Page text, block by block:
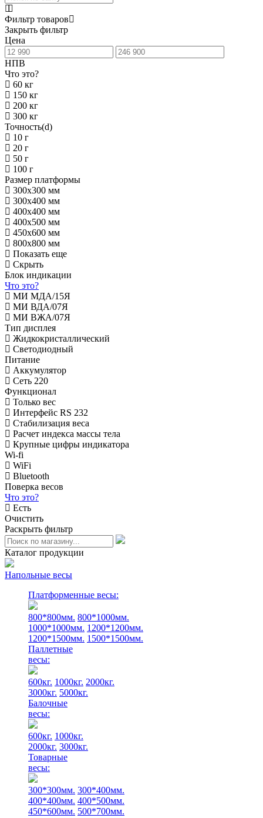
Фильтр товаров
Закрыть фильтр
Цена
НПВ
Что это?
60 кг
150 кг
200 кг
300 кг
Точность(d)
10 г
20 г
50 г
100 г
Размер платформы
300х300 мм
300х400 мм
400х400 мм
400х500 мм
450х600 мм
800х800 мм
Показать еще
Скрыть
Блок индикации
Что это?
МИ МДА/15Я
МИ ВДА/07Я
МИ ВЖА/07Я
Тип дисплея
Жидкокристаллический
Светодиодный
Питание
Аккумулятор
Сеть 220
Функционал
Только вес
Интерфейс RS 232
Стабилизация веса
Расчет индекса массы тела
Крупные цифры индикатора
Wi-fi
WiFi
Bluetooth
Поверка весов
Что это?
Есть
Очистить
Раскрыть фильтр
Каталог продукции
Напольные весы
Платформенные весы:
800*800мм. 800*1000мм.
1000*1000мм. 1200*1200мм.
1200*1500мм. 1500*1500мм.
Паллетные
весы:
600кг. 1000кг. 2000кг.
3000кг. 5000кг.
Балочные
весы:
600кг. 1000кг.
2000кг. 3000кг.
Товарные
весы:
300*300мм. 300*400мм.
400*400мм. 400*500мм.
450*600мм. 500*700мм.